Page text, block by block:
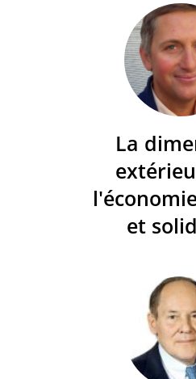
La
et